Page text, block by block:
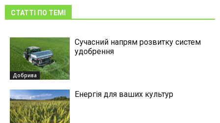
СТАТТІ ПО ТЕМІ
Добрива
Сучасний напрям розвитку систем
удобрення
Енергія для ваших культур